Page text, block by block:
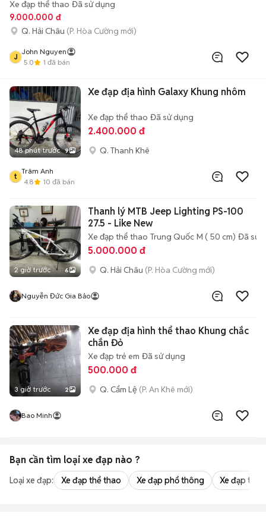
Xe đạp thể thao Đã sử dụng
9.000.000 đ
Q. Hải Châu (P. Hòa Cường mới)
J
John Nguyen
5.0
1 đã bán
48 phút trước 9
Xe đạp địa hình Galaxy Khung nhôm
Xe đạp thể thao Đã sử dụng
2.400.000 đ
Q. Thanh Khê
t
Trâm Anh
4.8
10 đã bán
2 giờ trước 6
Thanh lý MTB Jeep Lighting PS-100
27.5 - Like New
Xe đạp thể thao Trung Quốc M ( 50 cm) Đã sử
5.000.000 đ
Q. Hải Châu (P. Hòa Cường mới)
Nguyễn Đức Gia Bảo
3 giờ trước 2
Xe đạp địa hình thể thao Khung chắc
chắn Đỏ
Xe đạp trẻ em Đã sử dụng
500.000 đ
Q. Cẩm Lệ (P. An Khê mới)
Bao Minh
Bạn cần tìm loại xe đạp nào ?
Loại xe đạp: Xe đạp thể thao Xe đạp phổ thông Xe đạp trẻ